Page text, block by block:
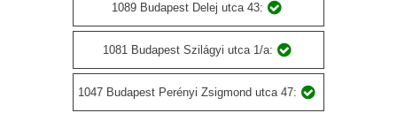
1089 Budapest Delej utca 43:
1081 Budapest Szilágyi utca 1/a:
1047 Budapest Perényi Zsigmond utca 47: